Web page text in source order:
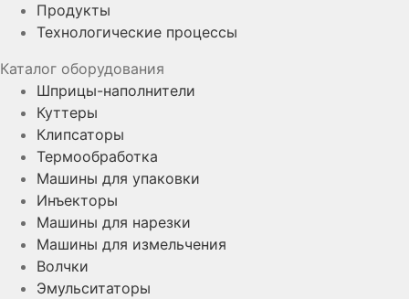
Продукты
Технологические процессы
Каталог оборудования
Шприцы-наполнители
Куттеры
Клипсаторы
Термообработка
Машины для упаковки
Инъекторы
Машины для нарезки
Машины для измельчения
Волчки
Эмульситаторы